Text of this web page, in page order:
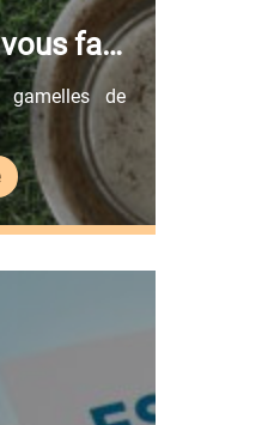
fait
?
gamelles de